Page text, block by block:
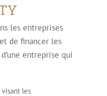
les entreprises
de financer les
entreprise qui
visant les